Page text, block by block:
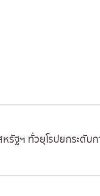
รัฐฯ ทั่วยุโรปยกระดับก